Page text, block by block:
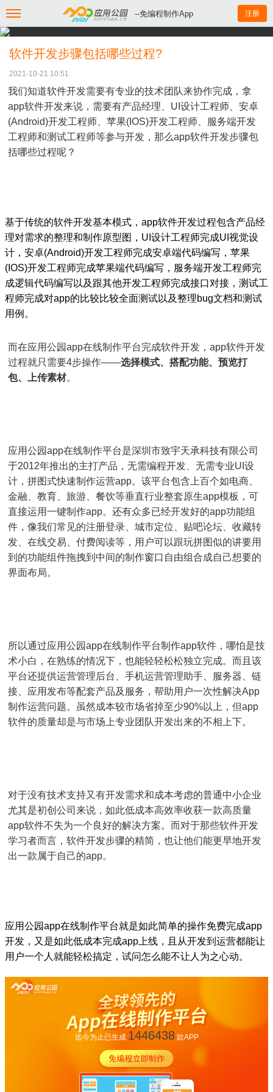
--免编程制作App 注册
软件开发步骤包括哪些过程?
2021-10-21 10:51
我们知道软件开发需要有专业的技术团队来协作完成，拿
app软件开发来说，需要有产品经理、UI设计工程师、安卓
(Android)开发工程师、苹果(IOS)开发工程师、服务端开发
工程师和测试工程师等参与开发，那么app软件开发步骤包
括哪些过程呢？
基于传统的软件开发基本模式，app软件开发过程包含产品经
理对需求的整理和制作原型图，UI设计工程师完成UI视觉设
计，安卓(Android)开发工程师完成安卓端代码编写，苹果
(IOS)开发工程师完成苹果端代码编写，服务端开发工程师完
成逻辑代码编写以及跟其他开发工程师完成接口对接，测试工
程师完成对app的比较比较全面测试以及整理bug文档和测试
用例。
而在应用公园app在线制作平台完成软件开发，app软件开发
过程就只需要4步操作——选择模式、搭配功能、预览打
包、上传素材。
应用公园app在线制作平台是深圳市致宇天承科技有限公司
于2012年推出的主打产品，无需编程开发、无需专业UI设
计，拼图式快速制作运营app。该平台包含上百个如电商、
金融、教育、旅游、餐饮等垂直行业整套原生app模板，可
直接运用一键制作app。还有众多已经开发好的app功能组
件，像我们常见的注册登录、城市定位、贴吧论坛、收藏转
发、在线交易、付费阅读等，用户可以跟玩拼图似的讲要用
到的功能组件拖拽到中间的制作窗口自由组合成自己想要的
界面布局。
所以通过应用公园app在线制作平台制作app软件，哪怕是技
术小白，在熟练的情况下，也能轻轻松松独立完成。而且该
平台还提供运营管理后台、手机运营管理助手、服务器、链
接、应用发布等配套产品及服务，帮助用户一次性解决App
制作运营问题。虽然成本较市场省掉至少90%以上，但app
软件的质量却是与市场上专业团队开发出来的不相上下。
对于没有技术支持又有开发需求和成本考虑的普通中小企业
尤其是初创公司来说，如此低成本高效率收获一款高质量
app软件不失为一个良好的解决方案。而对于那些软件开发
学习者而言，软件开发步骤的精简，也让他们能更早地开发
出一款属于自己的app。
应用公园app在线制作平台就是如此简单的操作免费完成app
开发，又是如此低成本完成app上线，且从开发到运营都能让
用户一个人就能轻松搞定，试问怎么能不让人为之心动。
迄今为止已生成 1446438款APP